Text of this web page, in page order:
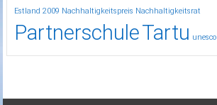
Estland 2009 Nachhaltigkeitspreis Nachhaltigkeitsrat
PartnerschuleTartu unesco